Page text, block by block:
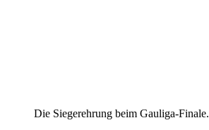
Die Siegerehrung beim Gauliga-Finale.